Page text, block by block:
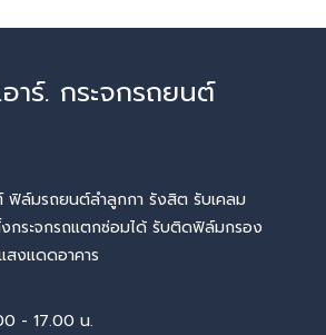
ร์. กระจกรถยนต์
ฟิล์มรถยนต์ลำลูกกา รังสิต รับเคลม
กระจกรถแตกซ่อมได้ รับติดฟิล์มกรอง
งแดดอาคาร
- 17.00 น.